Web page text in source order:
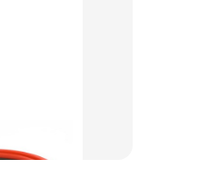
合